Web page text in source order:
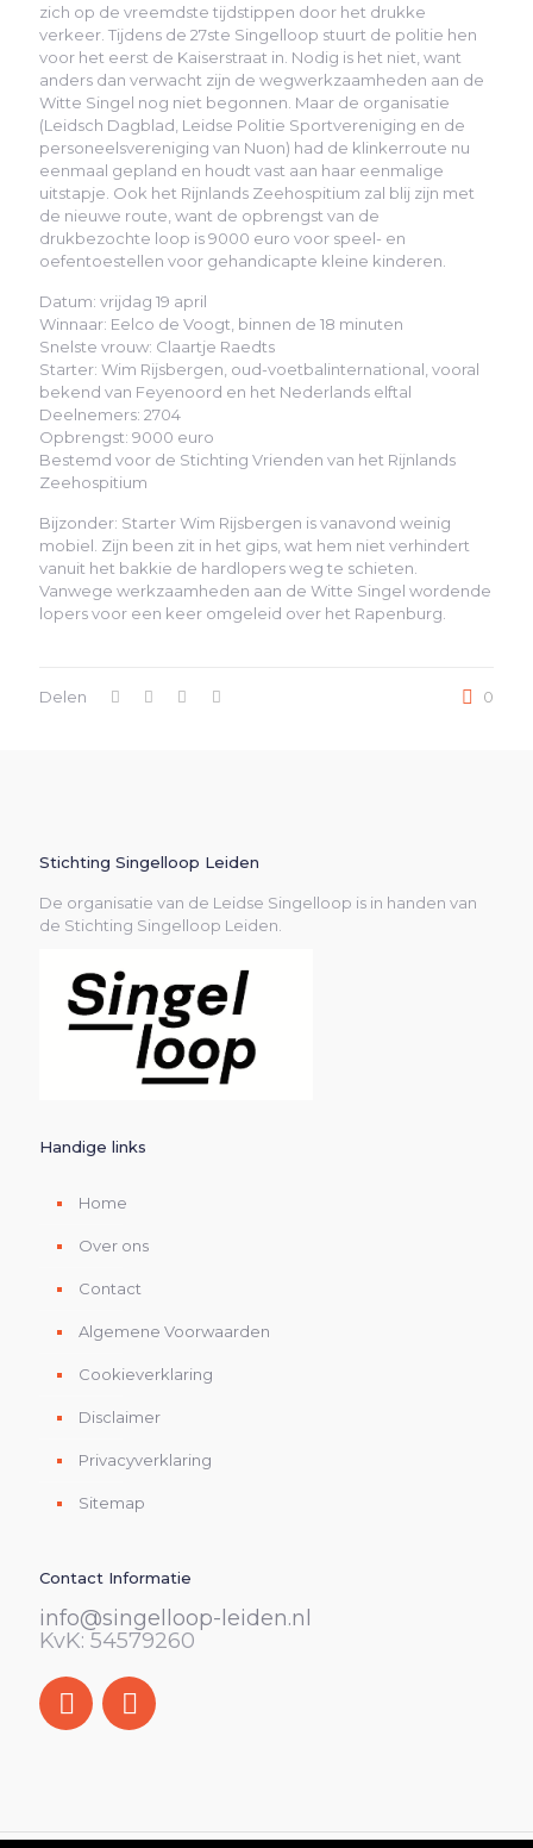
zich op de vreemdste tijdstippen door het drukke
verkeer. Tijdens de 27ste Singelloop stuurt de politie hen
voor het eerst de Kaiserstraat in. Nodig is het niet, want
anders dan verwacht zijn de wegwerkzaamheden aan de
Witte Singel nog niet begonnen. Maar de organisatie
(Leidsch Dagblad, Leidse Politie Sportvereniging en de
personeelsvereniging van Nuon) had de klinkerroute nu
eenmaal gepland en houdt vast aan haar eenmalige
uitstapje. Ook het Rijnlands Zeehospitium zal blij zijn met
de nieuwe route, want de opbrengst van de
drukbezochte loop is 9000 euro voor speel- en
oefentoestellen voor gehandicapte kleine kinderen.
Datum: vrijdag 19 april
Winnaar: Eelco de Voogt, binnen de 18 minuten
Snelste vrouw: Claartje Raedts
Starter: Wim Rijsbergen, oud-voetbalinternational, vooral
bekend van Feyenoord en het Nederlands elftal
Deelnemers: 2704
Opbrengst: 9000 euro
Bestemd voor de Stichting Vrienden van het Rijnlands
Zeehospitium
Bijzonder: Starter Wim Rijsbergen is vanavond weinig
mobiel. Zijn been zit in het gips, wat hem niet verhindert
vanuit het bakkie de hardlopers weg te schieten.
Vanwege werkzaamheden aan de Witte Singel wordende
lopers voor een keer omgeleid over het Rapenburg.
Delen 0
Stichting Singelloop Leiden
De organisatie van de Leidse Singelloop is in handen van
de Stichting Singelloop Leiden.
Handige links
Home
Over ons
Contact
Algemene Voorwaarden
Cookieverklaring
Disclaimer
Privacyverklaring
Sitemap
Contact Informatie
info@singelloop-leiden.nl
KvK: 54579260